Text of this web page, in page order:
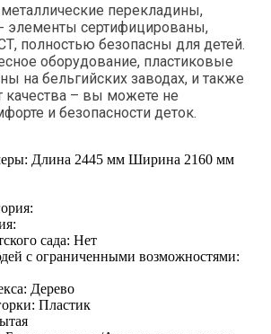
перекладины,
элементы сертифицированы,
полностью безопасны для детей.
оборудование, пластиковые
на бельгийских заводах, и также
качества – вы можете не
и безопасности деток.
Длина 2445 мм Ширина 2160 мм
сада: Нет
с ограниченными возможностями:
Дерево
Пластик